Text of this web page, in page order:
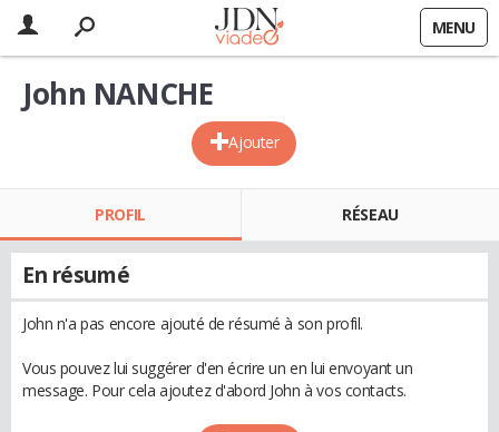
MENU
Ajouter
John NANCHE
PROFIL RÉSEAU
En résumé
John n'a pas encore ajouté de résumé à son profil.
Vous pouvez lui suggérer d'en écrire un en lui envoyant un
message. Pour cela ajoutez d'abord John à vos contacts.